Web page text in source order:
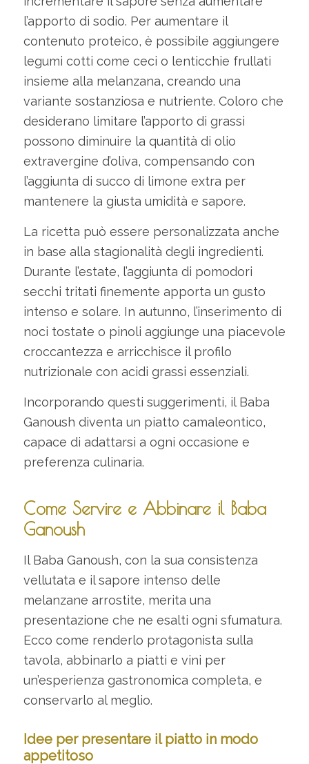
l’apporto di sodio. Per aumentare il
contenuto proteico, è possibile aggiungere
legumi cotti come ceci o lenticchie frullati
insieme alla melanzana, creando una
variante sostanziosa e nutriente. Coloro che
desiderano limitare l’apporto di grassi
possono diminuire la quantità di olio
extravergine d’oliva, compensando con
l’aggiunta di succo di limone extra per
mantenere la giusta umidità e sapore.
La ricetta può essere personalizzata anche
in base alla stagionalità degli ingredienti.
Durante l’estate, l’aggiunta di pomodori
secchi tritati finemente apporta un gusto
intenso e solare. In autunno, l’inserimento di
noci tostate o pinoli aggiunge una piacevole
croccantezza e arricchisce il profilo
nutrizionale con acidi grassi essenziali.
Incorporando questi suggerimenti, il Baba
Ganoush diventa un piatto camaleontico,
capace di adattarsi a ogni occasione e
preferenza culinaria.
Come Servire e Abbinare il Baba
Ganoush
Il Baba Ganoush, con la sua consistenza
vellutata e il sapore intenso delle
melanzane arrostite, merita una
presentazione che ne esalti ogni sfumatura.
Ecco come renderlo protagonista sulla
tavola, abbinarlo a piatti e vini per
un’esperienza gastronomica completa, e
conservarlo al meglio.
Idee per presentare il piatto in modo
appetitoso